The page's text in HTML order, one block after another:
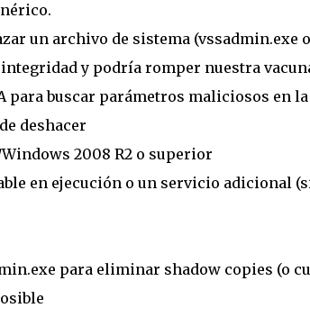
un archivo de sistema (vssadmin.exe
y podría romper nuestra
para buscar parámetros maliciosos en
deshacer
2008 R2 o superior
en ejecución o un servicio adicional
para eliminar shadow copies (o